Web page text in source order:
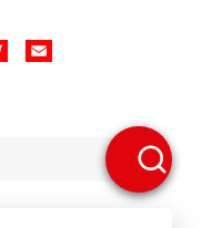
TWITTER